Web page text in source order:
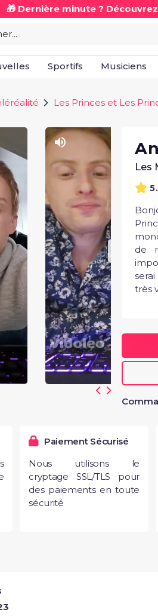
🎁 Dernière minute ?
Sportifs Musiciens
Les Princes et Les
Les
de
très
Paiement Sécurisé
Nous utilisons le
cryptage SSL/TLS pour
des paiements en toute
sécurité